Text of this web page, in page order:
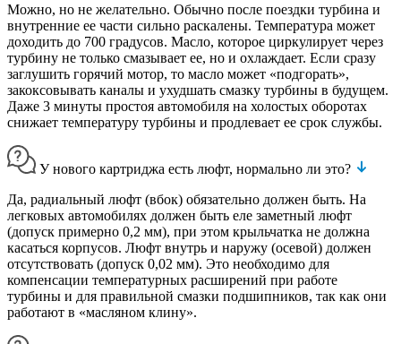
Можно, но не желательно. Обычно после поездки турбина и
внутренние ее части сильно раскалены. Температура может
доходить до 700 градусов. Масло, которое циркулирует через
турбину не только смазывает ее, но и охлаждает. Если сразу
заглушить горячий мотор, то масло может «подгорать»,
закоксовывать каналы и ухудшать смазку турбины в будущем.
Даже 3 минуты простоя автомобиля на холостых оборотах
снижает температуру турбины и продлевает ее срок службы.
У нового картриджа есть люфт, нормально ли это?
Да, радиальный люфт (вбок) обязательно должен быть. На
легковых автомобилях должен быть еле заметный люфт
(допуск примерно 0,2 мм), при этом крыльчатка не должна
касаться корпусов. Люфт внутрь и наружу (осевой) должен
отсутствовать (допуск 0,02 мм). Это необходимо для
компенсации температурных расширений при работе
турбины и для правильной смазки подшипников, так как они
работают в «масляном клину».